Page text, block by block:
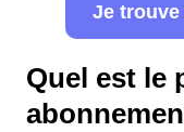
Je
Quel est le